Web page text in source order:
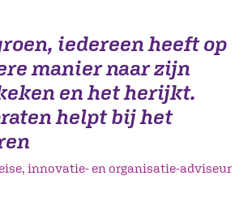
iedereen heeft op
manier naar zijn
en het herijkt.
helpt bij het
innovatie- en organisatie-adviseur